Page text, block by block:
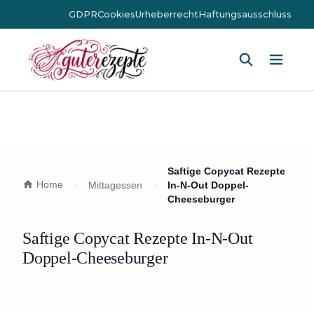
GDPRCookiesUrheberrechtHaftungsausschluss
Home Mittagessen
Saftige Copycat Rezepte
In-N-Out Doppel-
Cheeseburger
Saftige Copycat Rezepte In-N-Out
Doppel-Cheeseburger